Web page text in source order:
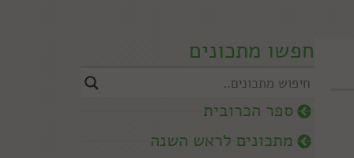
חפשו מתכונים
ספר הכרובית
מתכונים לראש השנה